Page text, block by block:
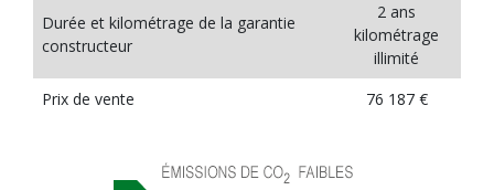
Durée et kilométrage de la garantie
constructeur
2 ans
kilométrage
illimité
Prix de vente
76 187 €